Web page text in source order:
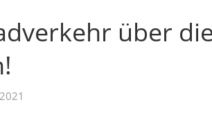
über